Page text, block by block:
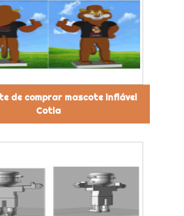
de comprar mascote inflável
Cotia